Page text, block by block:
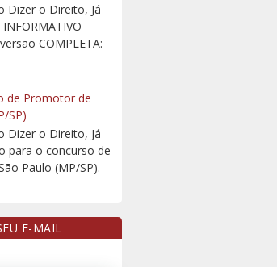
Dizer o Direito, Já
COMPLETA:
de Promotor de
SP)
Dizer o Direito, Já
para o concurso de
Paulo (MP/SP).
E-MAIL